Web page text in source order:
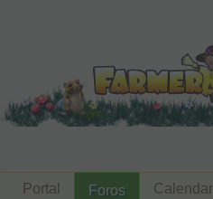
Portal Foros